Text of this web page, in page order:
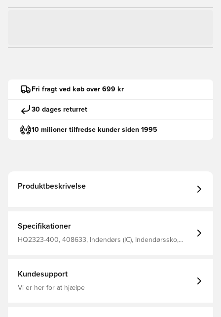
Fri fragt ved køb over 699 kr
30 dages returret
10 milioner tilfredse kunder siden 1995
Produktbeskrivelse
Specifikationer
HQ2323-400, 408633, Indendørs (IC), Indendørssko,
Kundesupport
Vi er her for at hjælpe